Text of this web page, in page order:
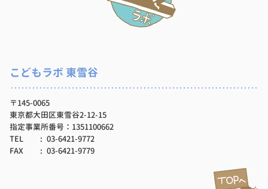
こどもラボ 東雪谷
〒145-0065
東京都大田区東雪谷2-12-15
指定事業所番号：1351100662
TEL
03-6421-9772
FAX
03-6421-9779